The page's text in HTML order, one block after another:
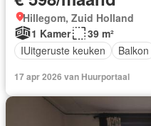
Hillegom, Zuid Holland
1 Kamer
39 m²
IUitgeruste keuken
Balkon
17 apr 2026 van Huurportaal